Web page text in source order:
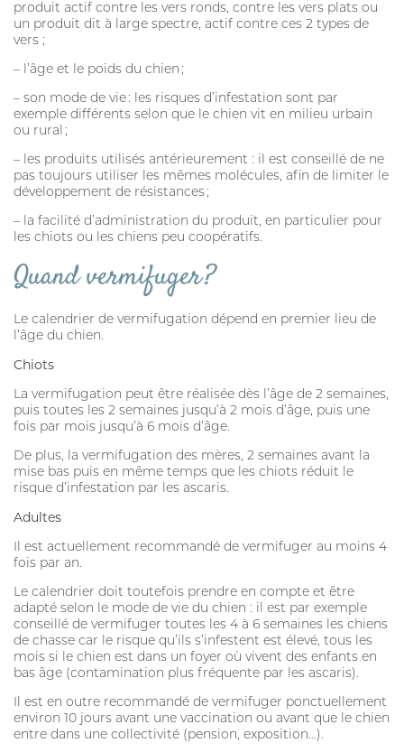
produit actif contre les vers ronds, contre les vers plats ou
un produit dit à large spectre, actif contre ces 2 types de
vers ;
– l’âge et le poids du chien ;
– son mode de vie : les risques d’infestation sont par
exemple différents selon que le chien vit en milieu urbain
ou rural ;
– les produits utilisés antérieurement : il est conseillé de ne
pas toujours utiliser les mêmes molécules, afin de limiter le
développement de résistances ;
– la facilité d’administration du produit, en particulier pour
les chiots ou les chiens peu coopératifs.
Quand vermifuger ?
Le calendrier de vermifugation dépend en premier lieu de
l’âge du chien.
Chiots
La vermifugation peut être réalisée dès l’âge de 2 semaines,
puis toutes les 2 semaines jusqu’à 2 mois d’âge, puis une
fois par mois jusqu’à 6 mois d’âge.
De plus, la vermifugation des mères, 2 semaines avant la
mise bas puis en même temps que les chiots réduit le
risque d’infestation par les ascaris.
Adultes
Il est actuellement recommandé de vermifuger au moins 4
fois par an.
Le calendrier doit toutefois prendre en compte et être
adapté selon le mode de vie du chien : il est par exemple
conseillé de vermifuger toutes les 4 à 6 semaines les chiens
de chasse car le risque qu’ils s’infestent est élevé, tous les
mois si le chien est dans un foyer où vivent des enfants en
bas âge (contamination plus fréquente par les ascaris).
Il est en outre recommandé de vermifuger ponctuellement
environ 10 jours avant une vaccination ou avant que le chien
entre dans une collectivité (pension, exposition…).